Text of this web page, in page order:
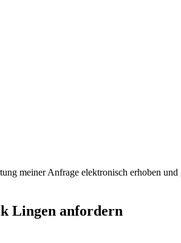
meiner Anfrage elektronisch erhoben und
Lingen anfordern